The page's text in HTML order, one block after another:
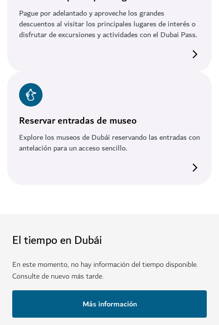
Pague por adelantado y aproveche los grandes
descuentos al visitar los principales lugares de interés o
disfrutar de excursiones y actividades con el Dubai Pass.
Reservar entradas de museo
Explore los museos de Dubái reservando las entradas con
antelación para un acceso sencillo.
El tiempo en Dubái
En este momento, no hay información del tiempo disponible.
Consulte de nuevo más tarde.
Más información